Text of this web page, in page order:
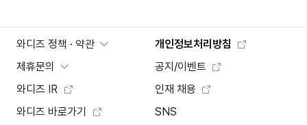
와디즈 정책 · 약관
개인정보처리방침
제휴문의
공지/이벤트
와디즈 IR
인재 채용
와디즈 바로가기
SNS